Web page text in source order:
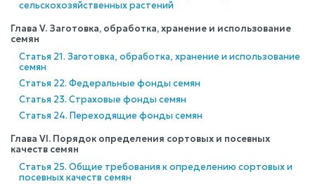
сельскохозяйственных растений
Глава V. Заготовка, обработка, хранение и использование
семян
Статья 21. Заготовка, обработка, хранение и использование
семян
Статья 22. Федеральные фонды семян
Статья 23. Страховые фонды семян
Статья 24. Переходящие фонды семян
Глава VI. Порядок определения сортовых и посевных
качеств семян
Статья 25. Общие требования к определению сортовых и
посевных качеств семян